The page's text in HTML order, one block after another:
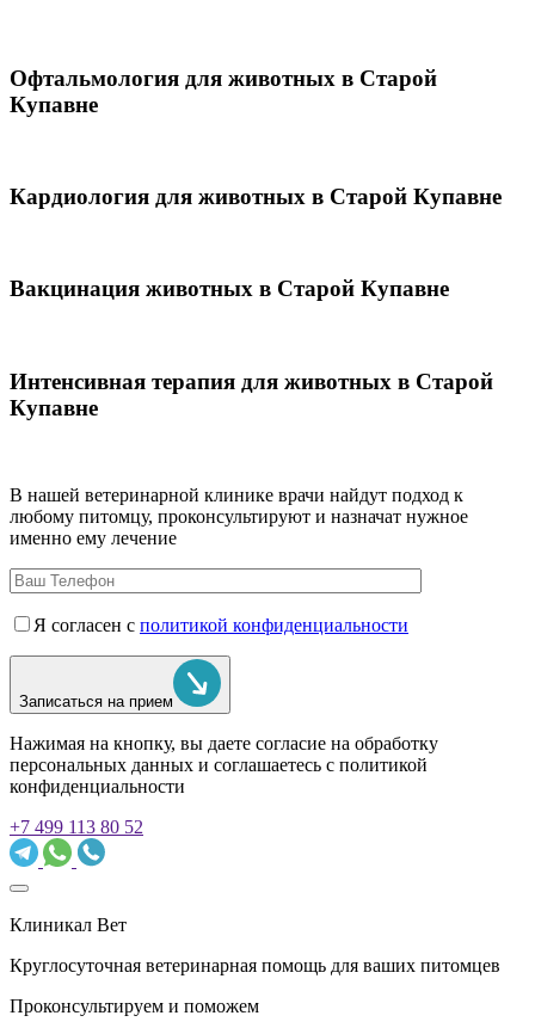
Офтальмология для животных в Старой
Купавне
Кардиология для животных в Старой Купавне
Вакцинация животных в Старой Купавне
Интенсивная терапия для животных в Старой
Купавне
В нашей ветеринарной клинике врачи найдут подход к
любому питомцу, проконсультируют и назначат нужное
именно ему лечение
Я согласен с политикой конфиденциальности
Записаться на прием
Нажимая на кнопку, вы даете согласие на обработку
персональных данных и соглашаетесь c политикой
конфиденциальности
+7 499 113 80 52
Клиникал Вет
Круглосуточная ветеринарная помощь для ваших питомцев
Проконсультируем и поможем